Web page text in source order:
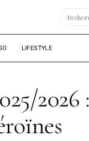
LIFESTYLE
2026 :